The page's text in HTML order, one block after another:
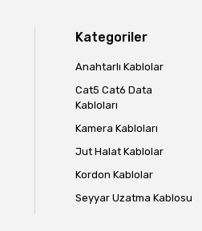
Kategoriler
Anahtarlı Kablolar
Cat5 Cat6 Data
Kabloları
Kamera Kabloları
Jut Halat Kablolar
Kordon Kablolar
Seyyar Uzatma Kablosu